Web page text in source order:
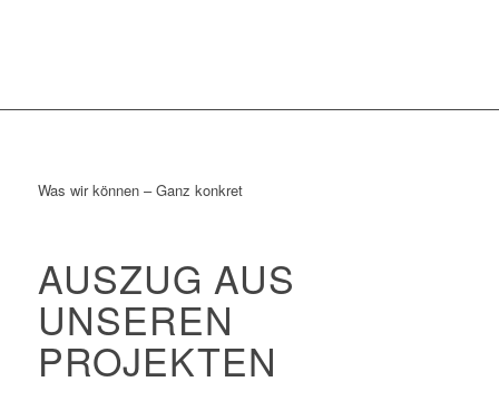
Was wir können – Ganz konkret
AUSZUG AUS
UNSEREN
PROJEKTEN